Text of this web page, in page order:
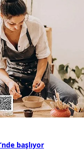
başlıyor